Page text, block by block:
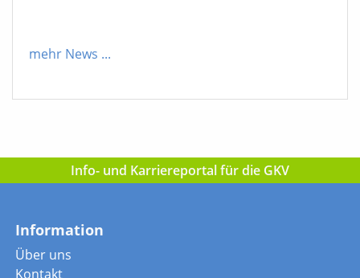
mehr News ...
Info- und Karriereportal für die GKV
Information
Über uns
Kontakt